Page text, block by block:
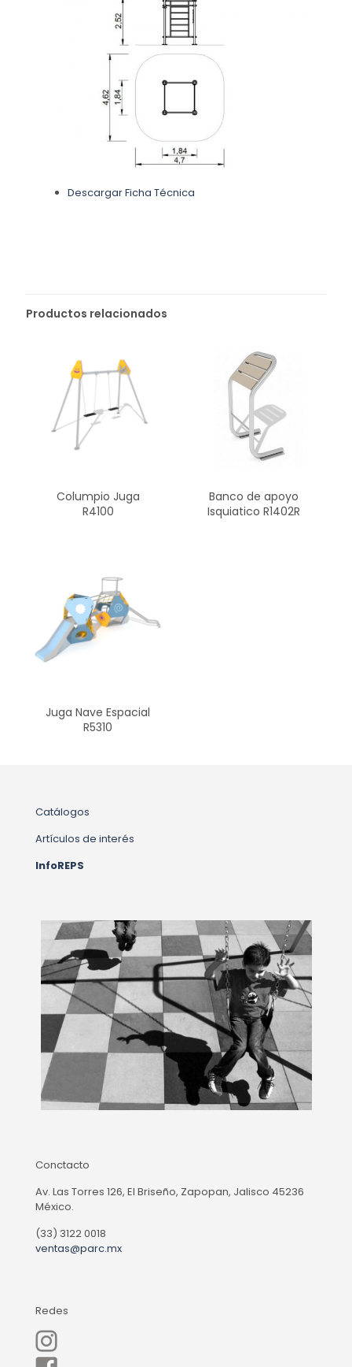
Descargar Ficha Técnica
Productos relacionados
Columpio Juga
R4100
Banco de apoyo
Isquiatico R1402R
Juga Nave Espacial
R5310
Catálogos
Artículos de interés
InfoREPS
Conctacto
Av. Las Torres 126, El Briseño, Zapopan, Jalisco 45236
México.
(33) 3122 0018
ventas@parc.mx
Redes